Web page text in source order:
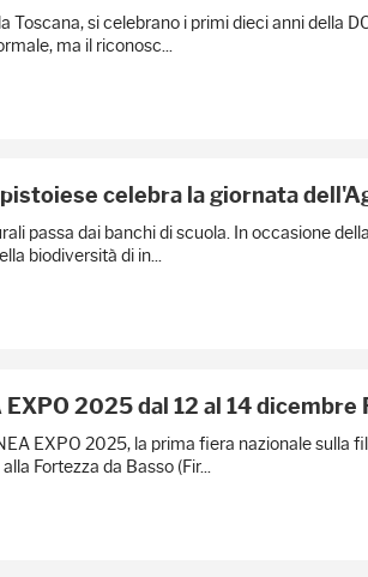
Toscana, si celebrano i primi dieci anni della
ma il riconosc...
celebra la giornata
passa dai banchi di scuola. In occasione
biodiversità di in...
EXPO 2025 dal 12 al 14
EXPO 2025, la prima fiera nazionale sulla
Fortezza da Basso (Fir...